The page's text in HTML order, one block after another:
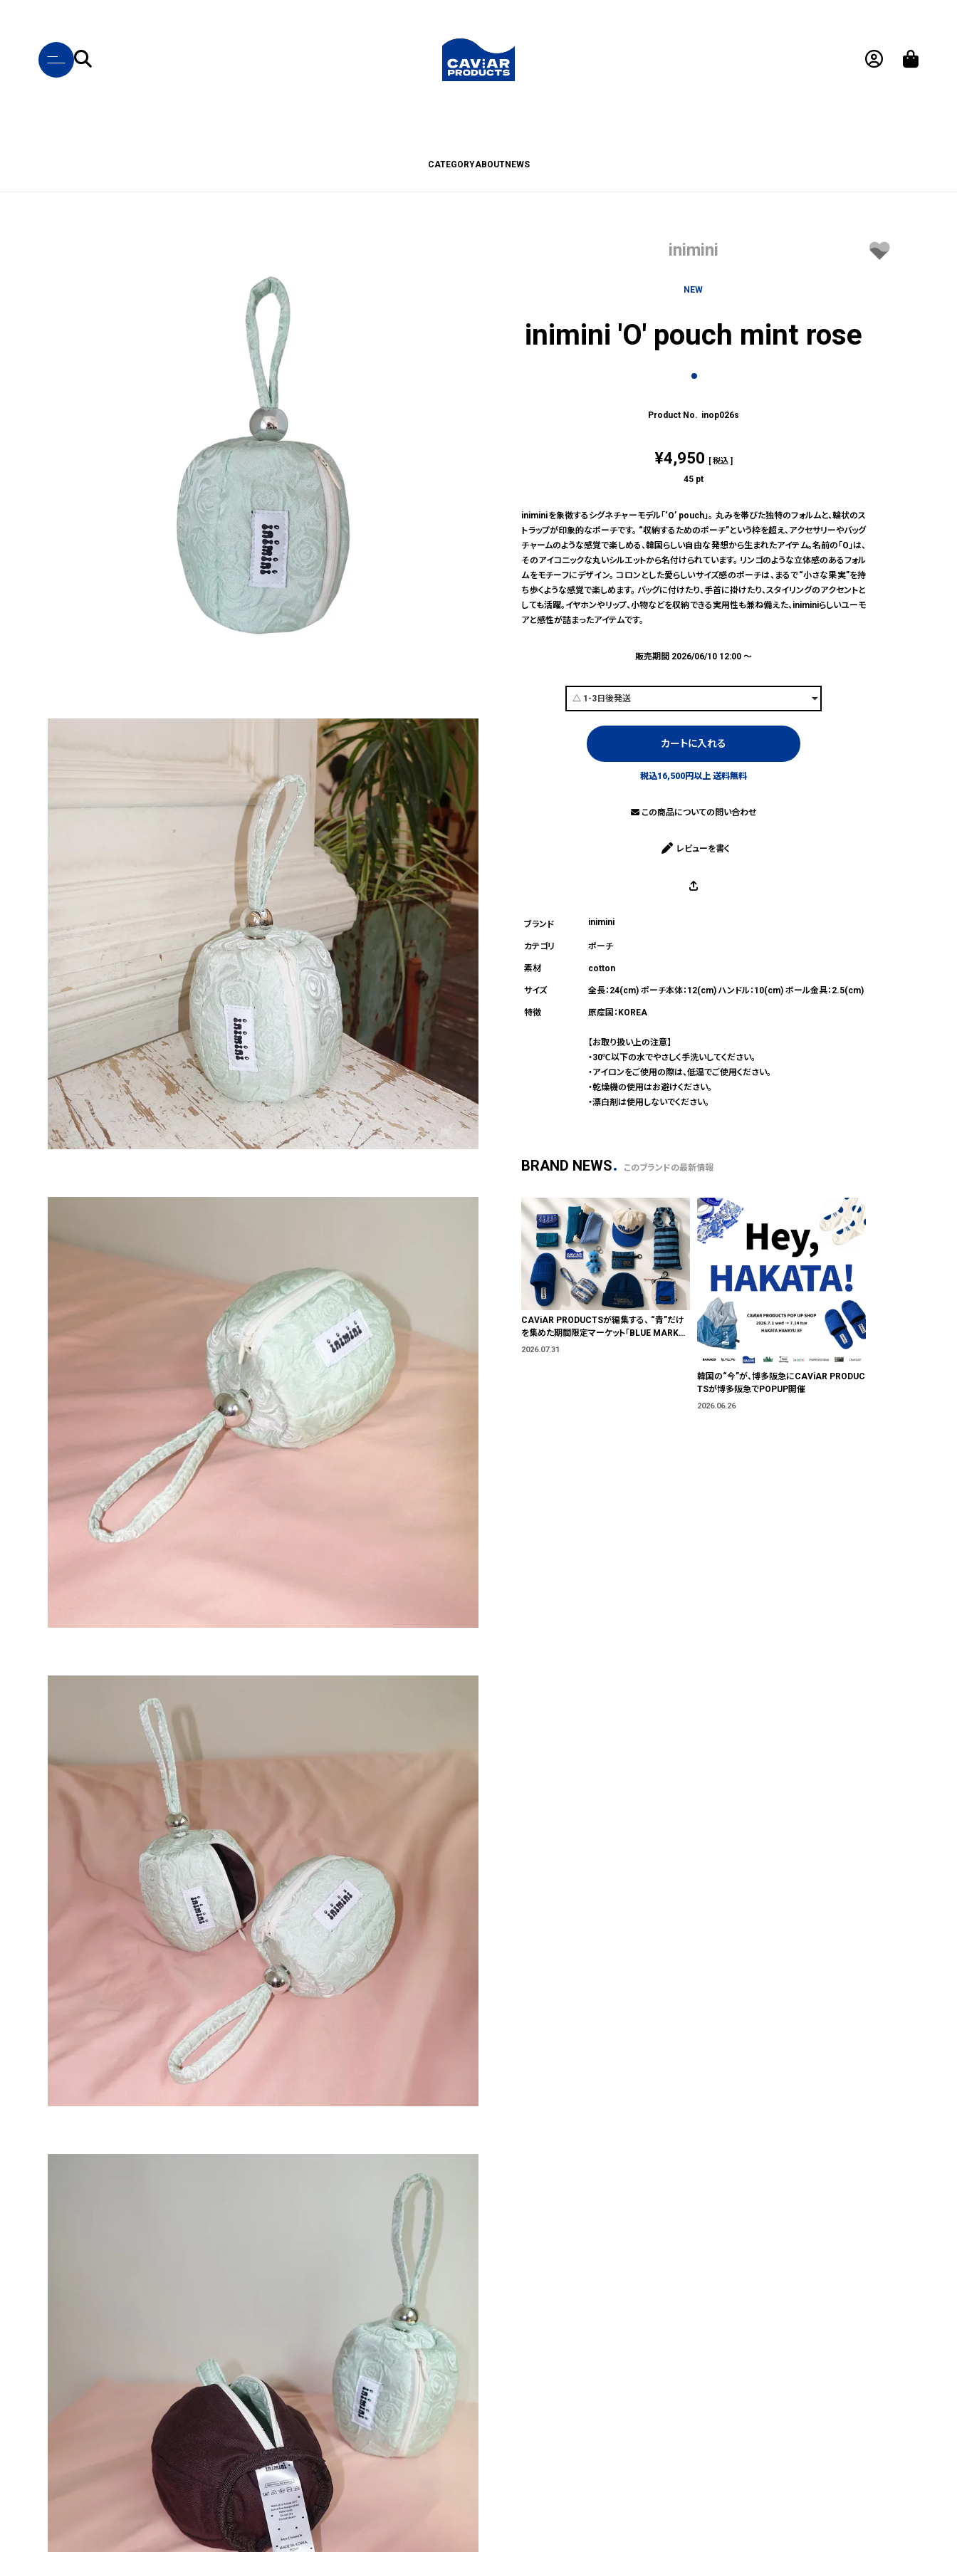
CATEGORYABOUTNEWS
inimini
NEW
inimini 'O' pouch mint rose
inop026s
¥4,950 税込
45 pt
iniminiを象徴するシグネチャーモデル「‘O’ pouch」。 丸みを帯びた独特のフォルムと、輪状のス
トラップが印象的なポーチです。 “収納するためのポーチ”という枠を超え、アクセサリーやバッグ
チャームのような感覚で楽しめる、韓国らしい自由な発想から生まれたアイテム。名前の「O」は、
そのアイコニックな丸いシルエットから名付けられています。 リンゴのような立体感のあるフォル
ムをモチーフにデザイン。 コロンとした愛らしいサイズ感のポーチは、まるで“小さな果実”を持
ち歩くような感覚で楽しめます。 バッグに付けたり、手首に掛けたり、スタイリングのアクセントと
しても活躍。イヤホンやリップ、小物などを収納できる実用性も兼ね備えた、iniminiらしいユーモ
アと感性が詰まったアイテムです。
販売期間 2026/06/10 12:00〜
カートに入れる
税込16,500円以上 送料無料
この商品についての問い合わせ
レビューを書く
inimini
ポーチ
cotton
全長：24(cm) ポーチ本体：12(cm) ハンドル：10(cm) ボール金具：2.5(cm)
原産国：KOREA
【お取り扱い上の注意】
・30℃以下の水でやさしく手洗いしてください。
・アイロンをご使用の際は、低温でご使用ください。
・乾燥機の使用はお避けください。
・漂白剤は使用しないでください。
BRAND NEWS このブランドの最新情報
CAViAR PRODUCTSが編集する、 “青”だけ
を集めた期間限定マーケット「BLUE MARKE
T」が横浜に。ブランドではなく、"色"から出会
2026.07.31
韓国の“今”が、博多阪急にCAViAR PRODUC
TSが博多阪急でPOPUP開催
2026.06.26